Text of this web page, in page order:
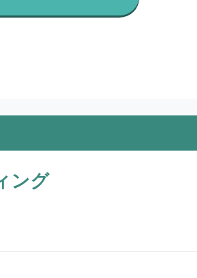
ング